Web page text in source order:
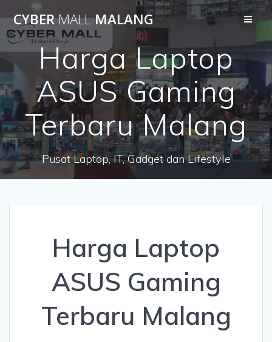
Skip
to
content
CYBERMALLMALANG
Harga Laptop
ASUS Gaming
Terbaru Malang
Pusat Laptop, IT, Gadget dan Lifestyle
Harga Laptop
ASUS Gaming
Terbaru Malang